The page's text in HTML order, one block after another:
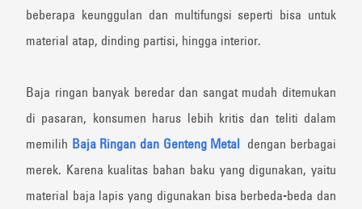
beberapa keunggulan dan multifungsi seperti bisa untuk
material atap, dinding partisi, hingga interior.
Baja ringan banyak beredar dan sangat mudah ditemukan
di pasaran, konsumen harus lebih kritis dan teliti dalam
memilih Baja Ringan dan Genteng Metal dengan berbagai
merek. Karena kualitas bahan baku yang digunakan, yaitu
material baja lapis yang digunakan bisa berbeda-beda dan